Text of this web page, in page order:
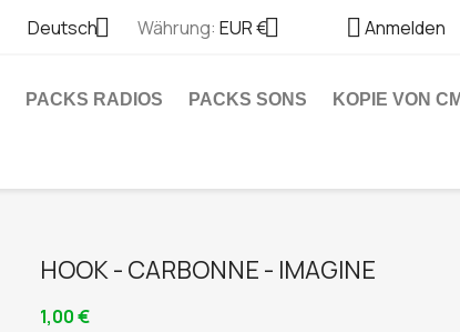
Deutsch Währung: EUR € Anmelden
PACKS RADIOS PACKS SONS KOPIE VON
HOOK - CARBONNE - IMAGINE
1,00 €